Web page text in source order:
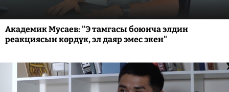
Академик Мусаев: "Э тамгасы боюнча элдин
реакциясын көрдүк, эл даяр эмес экен"